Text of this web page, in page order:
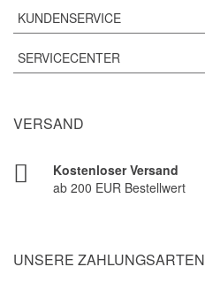
KUNDENSERVICE
SERVICECENTER
VERSAND
Kostenloser Versand
ab 200 EUR Bestellwert
UNSERE ZAHLUNGSARTEN